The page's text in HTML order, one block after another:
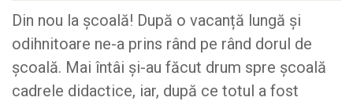
Din nou la școală! După o vacanță lungă și
odihnitoare ne-a prins rând pe rând dorul de
școală. Mai întâi și-au făcut drum spre școală
cadrele didactice, iar, după ce totul a fost